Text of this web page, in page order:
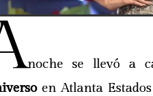
noche se llevó a
en Atlanta